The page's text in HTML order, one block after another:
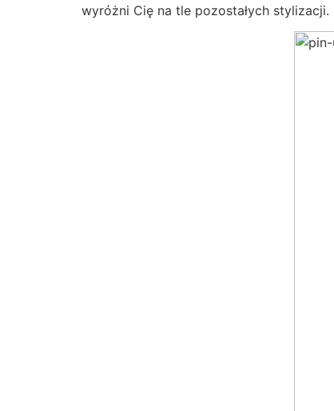
wyróżni Cię na tle pozostałych stylizacji.